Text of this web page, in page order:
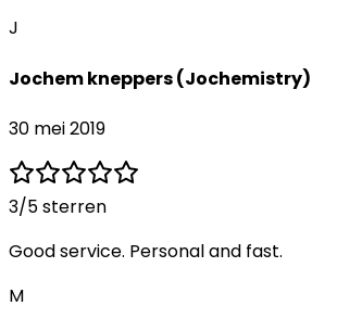
J
Jochem kneppers (Jochemistry)
30 mei 2019
3/5 sterren
Good service. Personal and fast.
M